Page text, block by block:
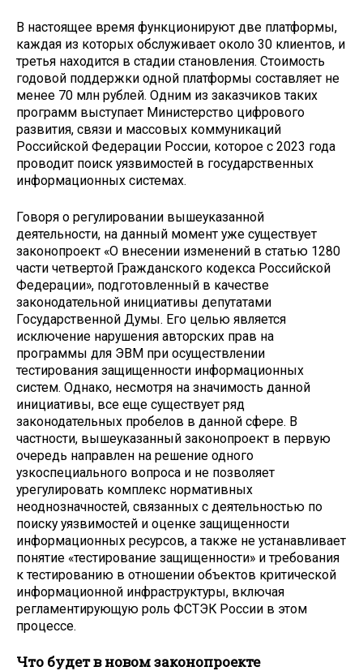
В настоящее время функционируют две платформы,
каждая из которых обслуживает около 30 клиентов, и
третья находится в стадии становления. Стоимость
годовой поддержки одной платформы составляет не
менее 70 млн рублей. Одним из заказчиков таких
программ выступает Министерство цифрового
развития, связи и массовых коммуникаций
Российской Федерации России, которое с 2023 года
проводит поиск уязвимостей в государственных
информационных системах.
Говоря о регулировании вышеуказанной
деятельности, на данный момент уже существует
законопроект «О внесении изменений в статью 1280
части четвертой Гражданского кодекса Российской
Федерации», подготовленный в качестве
законодательной инициативы депутатами
Государственной Думы. Его целью является
исключение нарушения авторских прав на
программы для ЭВМ при осуществлении
тестирования защищенности информационных
систем. Однако, несмотря на значимость данной
инициативы, все еще существует ряд
законодательных пробелов в данной сфере. В
частности, вышеуказанный законопроект в первую
очередь направлен на решение одного
узкоспециального вопроса и не позволяет
урегулировать комплекс нормативных
неоднозначностей, связанных с деятельностью по
поиску уязвимостей и оценке защищенности
информационных ресурсов, а также не устанавливает
понятие «тестирование защищенности» и требования
к тестированию в отношении объектов критической
информационной инфраструктуры, включая
регламентирующую роль ФСТЭК России в этом
процессе.
Что будет в новом законопроекте